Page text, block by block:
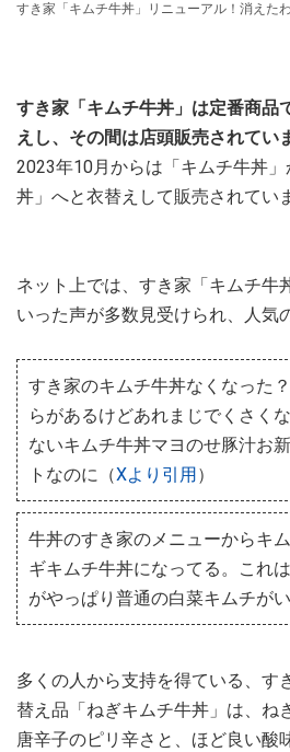
すき家「キムチ牛丼」リニューアル！消えた
すき家「キムチ牛丼」は定番商品
えし、その間は店頭販売されてい
2023年10月からは「キムチ牛丼
丼」へと衣替えして販売されてい
ネット上では、すき家「キムチ牛
いった声が多数見受けられ、人気
すき家のキムチ牛丼なくなった
らがあるけどあれまじでくさく
ないキムチ牛丼マヨのせ豚汁お
トなのに（Xより引用）
牛丼のすき家のメニューからキ
ギキムチ牛丼になってる。これ
がやっぱり普通の白菜キムチが
多くの人から支持を得ている、す
替え品「ねぎキムチ牛丼」は、ね
唐辛子のピリ辛さと、ほど良い酸